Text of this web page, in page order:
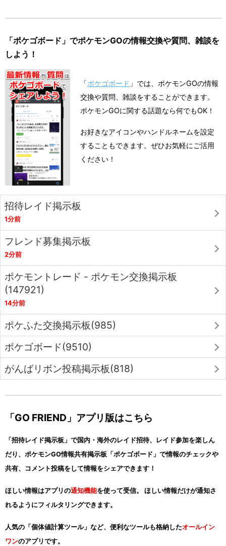
「ポケゴボード」でポケモンGOの情報交換や質問、雑談を
しよう！
「ポケゴボード 」では、ポケモンGOの情報
交換や質問、雑談をすることができます。
ポケモンGOに関する話題なら何でもOK！
お好きなアイコンやハンドルネームを設定
することもできます。ぜひお気軽にご活用
ください！
招待レイド掲示板
1分前
フレンド募集掲示板
2分前
ポケモントレード - ポケモン交換掲示板
(147921)
14分前
ポケふた交換掲示板(985)
ポケゴボード(9510)
がんばリボン投稿掲示板(818)
「GO FRIEND」アプリ版はこちら
「招待レイド掲示板」で国内・海外のレイド招待、レイド参加を楽しん
だり、ポケモンGO情報共有掲示板「ポケゴボード」で情報のチェックや
共有、コメント投稿をして情報をシェアできます！
ほしい情報はアプリの通知機能を使って受信。 ほしい情報だけが通知さ
れるようにフィルタリングできます。
人気の「個体値計算ツール」など、便利なツールも格納したオールイン
ワンのアプリです。